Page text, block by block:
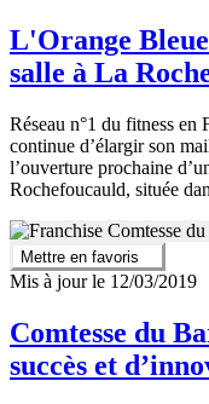
L'Orange
salle à La
Réseau n°1 du fitness en
continue d’élargir son
l’ouverture prochaine
Rochefoucauld, située
Mettre en favoris
Mis à jour le 12/03/2019
Comtesse du
succès et